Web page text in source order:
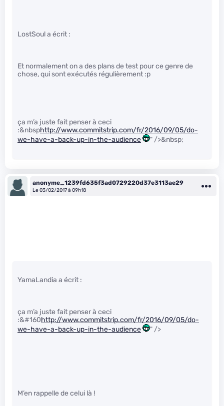
LostSoul a écrit :
Et normalement on a des plans de test pour ce genre de
chose, qui sont exécutés régulièrement :p
ça m’a juste fait penser à ceci
:&nbsphttp://www.commitstrip.com/fr/2016/09/05/do-
we-have-a-back-up-in-the-audience
" />&nbsp;
anonyme_1239fd635f3ad0729220d37e3113ae29
Le 03/02/2017 à 09h18
YamaLandia a écrit :
ça m’a juste fait penser à ceci
:&#160http://www.commitstrip.com/fr/2016/09/05/do-
we-have-a-back-up-in-the-audience
" />
M’en rappelle de celui là !